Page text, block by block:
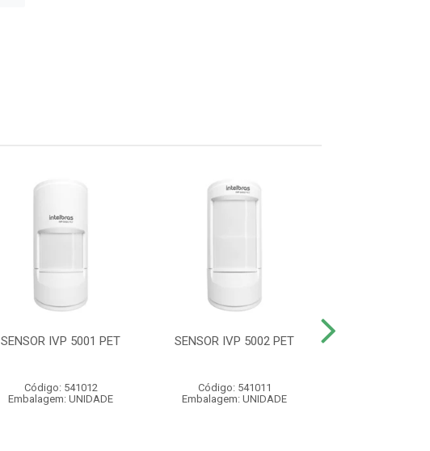
SENSOR IVP 5001 PET
Código: 541012
Embalagem: UNIDADE
SENSOR IVP 5002 PET
Código: 541011
Embalagem: UNIDADE